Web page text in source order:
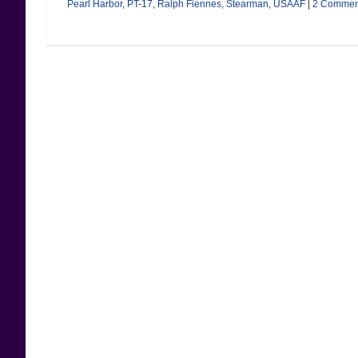
Pearl Harbor, PT-17, Ralph Fiennes, Stearman, USAAF 2